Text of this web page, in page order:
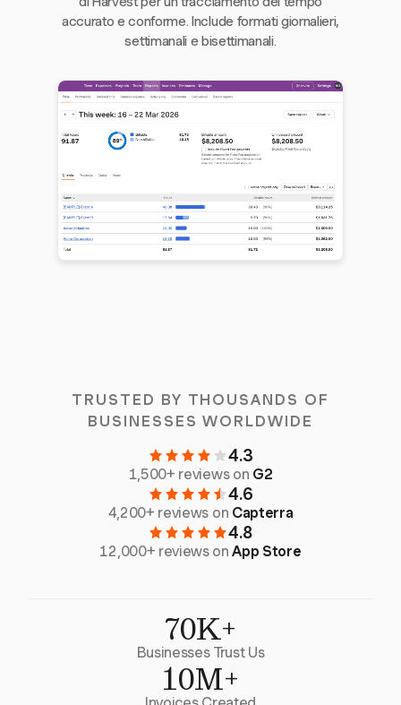
accurato e conforme. Include formati giornalieri,
settimanali e bisettimanali.
TRUSTED BY THOUSANDS OF
BUSINESSES WORLDWIDE
4.3
1,500+ reviews on G2
4.6
4,200+ reviews on Capterra
4.8
12,000+ reviews onApp Store
70K+
Businesses Trust Us
10M+